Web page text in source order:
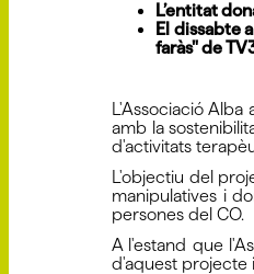
L’entitat
El dissabte
faràs" de
L'Associació
amb la
d'activitats
L'objectiu del
manipulatives i
persones del CO.
A l'estand que
d'aquest projecte